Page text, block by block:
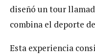
diseñó un tour
combina el deporte
Esta experiencia